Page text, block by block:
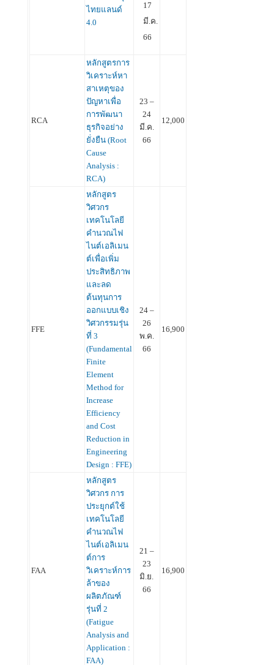
ไทยแลนด์
4.0
17
มี.ค.
66
RCA
หลักสูตรการ
วิเคราะห์หา
สาเหตุของ
ปัญหาเพื่อ
การพัฒนา
ธุรกิจอย่าง
ยั่งยืน (Root
Cause
Analysis :
RCA)
23 –
24
มี.ค.
66
12,000
FFE
หลักสูตร
วิศวกร
เทคโนโลยี
คำนวณไฟ
ไนต์เอลิเมน
ต์เพื่อเพิ่ม
ประสิทธิภาพ
และลด
ต้นทุนการ
ออกแบบเชิง
วิศวกรรมรุ่น
ที่ 3
(Fundamental
Finite
Element
Method for
Increase
Efficiency
and Cost
Reduction in
Engineering
Design : FFE)
24 –
26
พ.ค.
66
16,900
FAA
หลักสูตร
วิศวกร การ
ประยุกต์ใช้
เทคโนโลยี
คำนวณไฟ
ไนต์เอลิเมน
ต์การ
วิเคราะห์การ
ล้าของ
ผลิตภัณฑ์
รุ่นที่ 2
(Fatigue
Analysis and
Application :
FAA)
21 –
23
มิ.ย.
66
16,900